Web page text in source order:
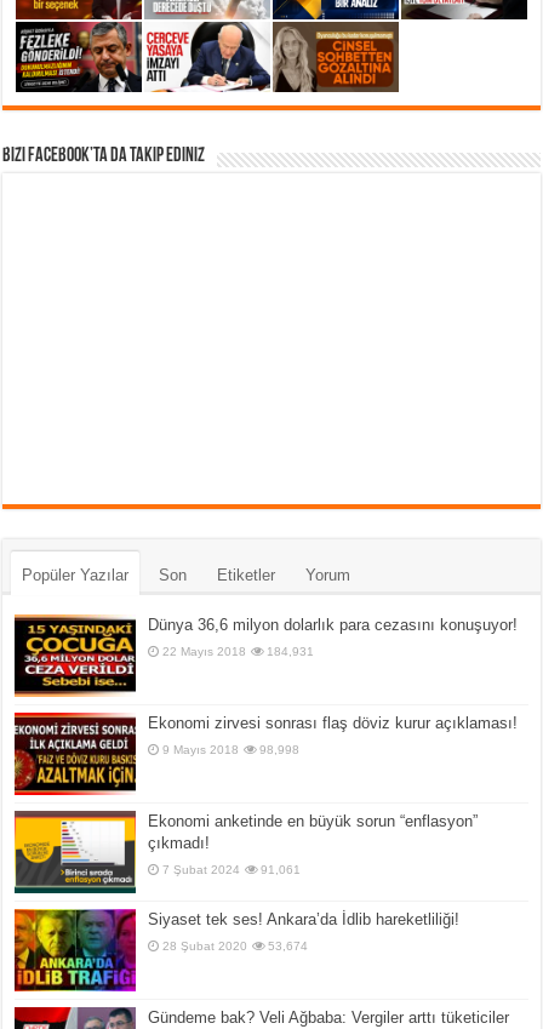
Bizi Facebook’ta da takip Ediniz
Popüler Yazılar Son Etiketler Yorum
Dünya 36,6 milyon dolarlık para cezasını konuşuyor!
22 Mayıs 2018 184,931
Ekonomi zirvesi sonrası flaş döviz kurur açıklaması!
9 Mayıs 2018 98,998
Ekonomi anketinde en büyük sorun “enflasyon”
çıkmadı!
7 Şubat 2024 91,061
Siyaset tek ses! Ankara’da İdlib hareketliliği!
28 Şubat 2020 53,674
Gündeme bak? Veli Ağbaba: Vergiler arttı tüketiciler